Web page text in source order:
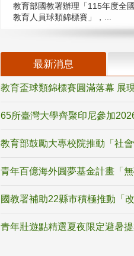
教育部國教署辦理「115年度全
教育人員球類錦標賽」，...
最新消息
教育盃球類錦標賽圓滿落幕 展
65所臺灣大學齊聚印尼參加
教育部鼓勵大專校院推動「社
青年百億海外圓夢基金計畫「
國教署補助22縣市積極推動「
青年壯遊點精選夏夜限定避暑